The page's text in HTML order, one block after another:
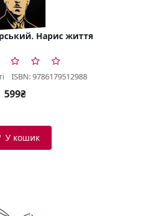
Нарис життя
ISBN: 9786179512988
599₴
У кошик